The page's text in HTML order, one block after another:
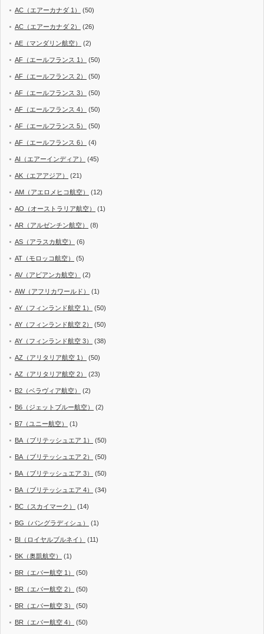
AC（エアーカナダ 1） (50)
AC（エアーカナダ 2） (26)
AE（マンダリン航空） (2)
AF（エールフランス 1） (50)
AF（エールフランス 2） (50)
AF（エールフランス 3） (50)
AF（エールフランス 4） (50)
AF（エールフランス 5） (50)
AF（エールフランス 6） (4)
AI（エアーインディア） (45)
AK（エアアジア） (21)
AM（アエロメヒコ航空） (12)
AO（オーストラリア航空） (1)
AR（アルゼンチン航空） (8)
AS（アラスカ航空） (6)
AT（モロッコ航空） (5)
AV（アビアンカ航空） (2)
AW（アフリカワールド） (1)
AY（フィンランド航空 1） (50)
AY（フィンランド航空 2） (50)
AY（フィンランド航空 3） (38)
AZ（アリタリア航空 1） (50)
AZ（アリタリア航空 2） (23)
B2（ベラヴィア航空） (2)
B6（ジェットブルー航空） (2)
B7（ユニー航空） (1)
BA（ブリテッシュエア 1） (50)
BA（ブリテッシュエア 2） (50)
BA（ブリテッシュエア 3） (50)
BA（ブリテッシュエア 4） (34)
BC（スカイマーク） (14)
BG（バングラディシュ） (1)
BI（ロイヤルブルネイ） (11)
BK（奥凱航空） (1)
BR（エバー航空 1） (50)
BR（エバー航空 2） (50)
BR（エバー航空 3） (50)
BR（エバー航空 4） (50)